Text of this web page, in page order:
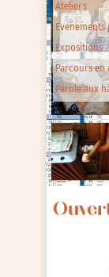
Ateliers
Expositions
Parcours en
Parole aux